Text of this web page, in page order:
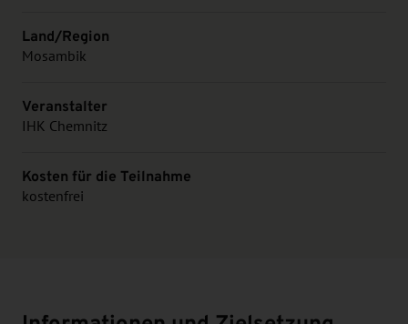
Land/Region
Mosambik
Veranstalter
IHK Chemnitz
Kosten für die Teilnahme
kostenfrei